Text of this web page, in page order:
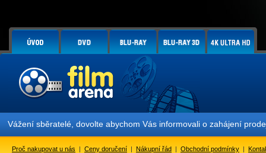
sběratelé, dovolte abychom Vás informovali o zahájení
Proč nakupovat u nás | Ceny doručení | Nákupní řád | Obchodní podmínky |